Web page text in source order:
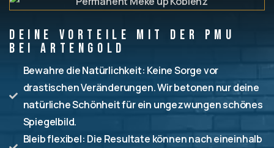
Deine Vorteile mit der PMU
bei Artengold
Bewahre die Natürlichkeit: Keine Sorge vor
drastischen Veränderungen. Wir betonen nur deine
natürliche Schönheit für ein ungezwungen schönes
Spiegelbild.
Bleib flexibel: Die Resultate können nach eineinhalb